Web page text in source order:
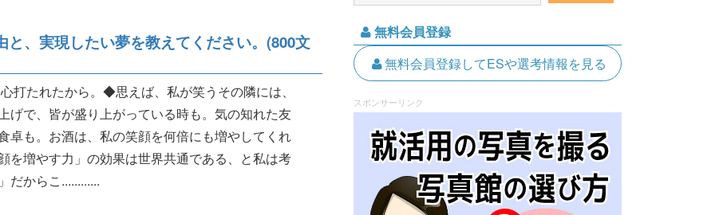
、実現したい夢を教えてください。(800文
たれたから。◆思えば、私が笑うその隣には、
げで、皆が盛り上がっている時も。気の知れた友
卓も。お酒は、私の笑顔を何倍にも増やしてくれ
を増やす力」の効果は世界共通である、と私は考
だからこ............
無料会員登録
無料会員登録してESや選考情報を見る
スポンサーリンク